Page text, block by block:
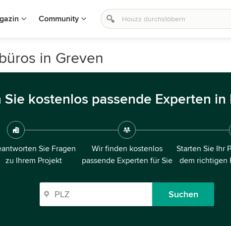
Community
in Greven
Sie kostenlos passende Experten in
Sie Fragen
zu Ihrem Projekt
Wir finden kostenlos
passende Experten für Sie
Starten Sie Ihr
dem richtigen
Suchen